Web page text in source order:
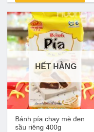
HẾT HÀNG
Bánh pía chay mè đen
sầu riêng 400g